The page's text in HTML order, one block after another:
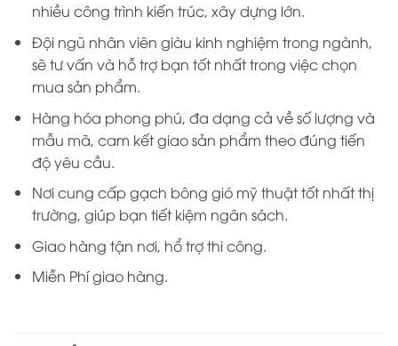
nhiều công trình kiến trúc, xây dựng lớn.
Đội ngũ nhân viên giàu kinh nghiệm trong ngành,
sẽ tư vấn và hỗ trợ bạn tốt nhất trong việc chọn
mua sản phẩm.
Hàng hóa phong phú, đa dạng cả về số lượng và
mẫu mã, cam kết giao sản phẩm theo đúng tiến
độ yêu cầu.
Nơi cung cấp gạch bông gió mỹ thuật tốt nhất thị
trường, giúp bạn tiết kiệm ngân sách.
Giao hàng tận nơi, hổ trợ thi công.
Miễn Phí giao hàng.